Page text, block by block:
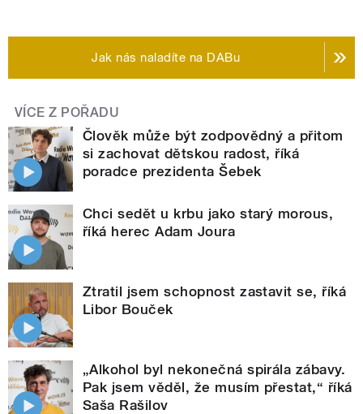
Jak nás naladíte na DABu
VÍCE Z POŘADU
Člověk může být zodpovědný a přitom
si zachovat dětskou radost, říká
poradce prezidenta Šebek
Chci sedět u krbu jako starý morous,
říká herec Adam Joura
Ztratil jsem schopnost zastavit se, říká
Libor Bouček
„Alkohol byl nekonečná spirála zábavy.
Pak jsem věděl, že musím přestat,“ říká
Saša Rašilov